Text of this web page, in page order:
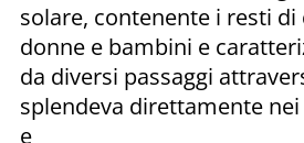
solare, contenente i resti
donne e bambini e
da diversi passaggi
splendeva direttamente
e